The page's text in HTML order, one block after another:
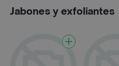
Jabones y exfoliantes